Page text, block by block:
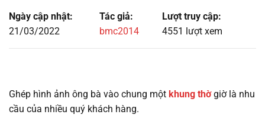
Ngày cập nhật:
21/03/2022
Tác giả:
bmc2014
Lượt truy cập:
4551 lượt xem
Ghép hình ảnh ông bà vào chung một khung thờgiờ là nhu
cầu của nhiều quý khách hàng.